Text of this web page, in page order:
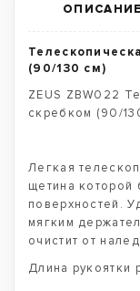
ОПИСАНИЕ
(90/130 см)
ZEUS ZBW022
скребком (90/
Легкая
щетина которой
поверхностей.
мягким
очистит от
Длина рукоятки